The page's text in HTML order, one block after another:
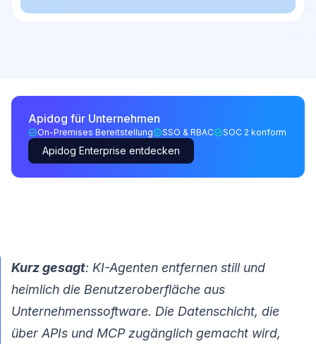
Apidog für Unternehmen
On-Premises Bereitstellung SSO & RBAC SOC 2 konform
Apidog Enterprise entdecken
Kurz gesagt: KI-Agenten entfernen still und
heimlich die Benutzeroberfläche aus
Unternehmenssoftware. Die Datenschicht, die
über APIs und MCP zugänglich gemacht wird,